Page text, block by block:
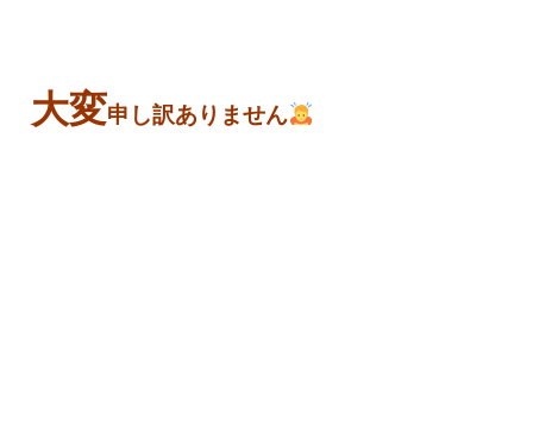
大変申し訳ありません